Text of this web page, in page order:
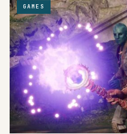
GAMES